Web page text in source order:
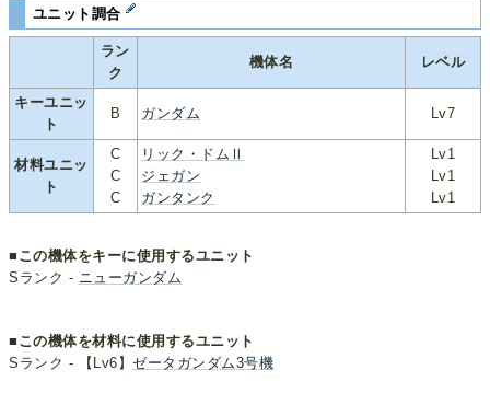
ユニット調合
ラン
ク
機体名 レベル
キーユニッ
ト
B ガンダム Lv7
材料ユニッ
ト
C
C
C
リック・ドムⅡ
ジェガン
ガンタンク
Lv1
Lv1
Lv1
■この機体をキーに使用するユニット
Sランク - ニューガンダム
■この機体を材料に使用するユニット
Sランク - 【Lv6】ゼータガンダム3号機